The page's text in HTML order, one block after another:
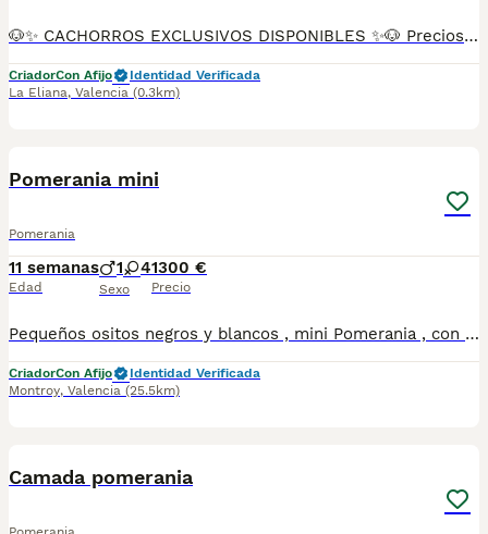
🐶✨ CACHORROS EXCLUSIVOS DISPONIBLES ✨🐶 Preciosos cachorros criados en ambiente familiar, rodeados de amor y cuidados desde el primer día ❤️ Totalmente socializados, cariñosos y acostumbrados al contacto con personas. 📦 Se entregan con todas las garantías: ✔️ Cartilla sanitaria ✔️ Vacunación al día 💉 ✔️ Desparasitación completa ✅ ✔️ Garantía vírica 😷 ✔️ Garantía congénita 👌 ✔️ Contrato de entrega ✍️ 📸 Síguenos en Instagram: @fincapaunais para ver fotos y vídeos reales ⚠️ Disponibilidad limitada ⚠️ Se reservan rápido. 📲 Contacto directo por WhatsApp: 671 454 202 Solo personas responsables
CriadorCon Afijo
Identidad Verificada
La Eliana, Valencia (0.3km)
Pomerania mini
Pomerania
11 semanas
Edad
1 4
Sexo
1300 €
Precio
Pequeños ositos negros y blancos , mini Pomerania , con mucha calidad . El padre pesa 1.4 kg y la madre 2,8 kg. Son ultra bonitos y con muy buen carácter. Criamos nuestros perros dentro de nuestra casa y los amamos mucho . Puedes venir a verlos en persona .
CriadorCon Afijo
Identidad Verificada
Montroy, Valencia (25.5km)
Camada pomerania